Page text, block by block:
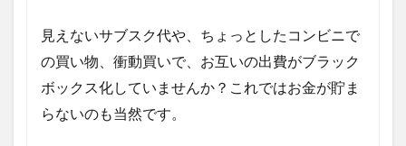
見えないサブスク代や、ちょっとしたコンビニで
の買い物、衝動買いで、お互いの出費がブラック
ボックス化していませんか？これではお金が貯ま
らないのも当然です。